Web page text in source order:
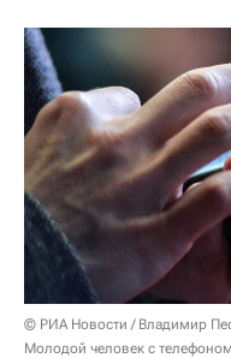
© РИА Новости / Владимир
Молодой человек с